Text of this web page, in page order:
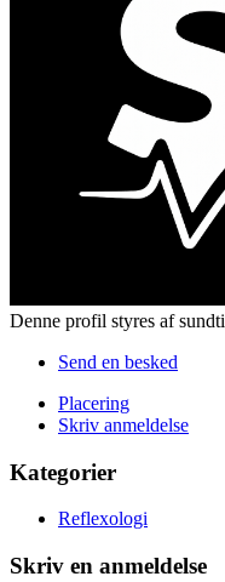
Denne profil styres af sundti
Send en besked
Placering
Skriv anmeldelse
Kategorier
Reflexologi
Skriv en anmeldelse